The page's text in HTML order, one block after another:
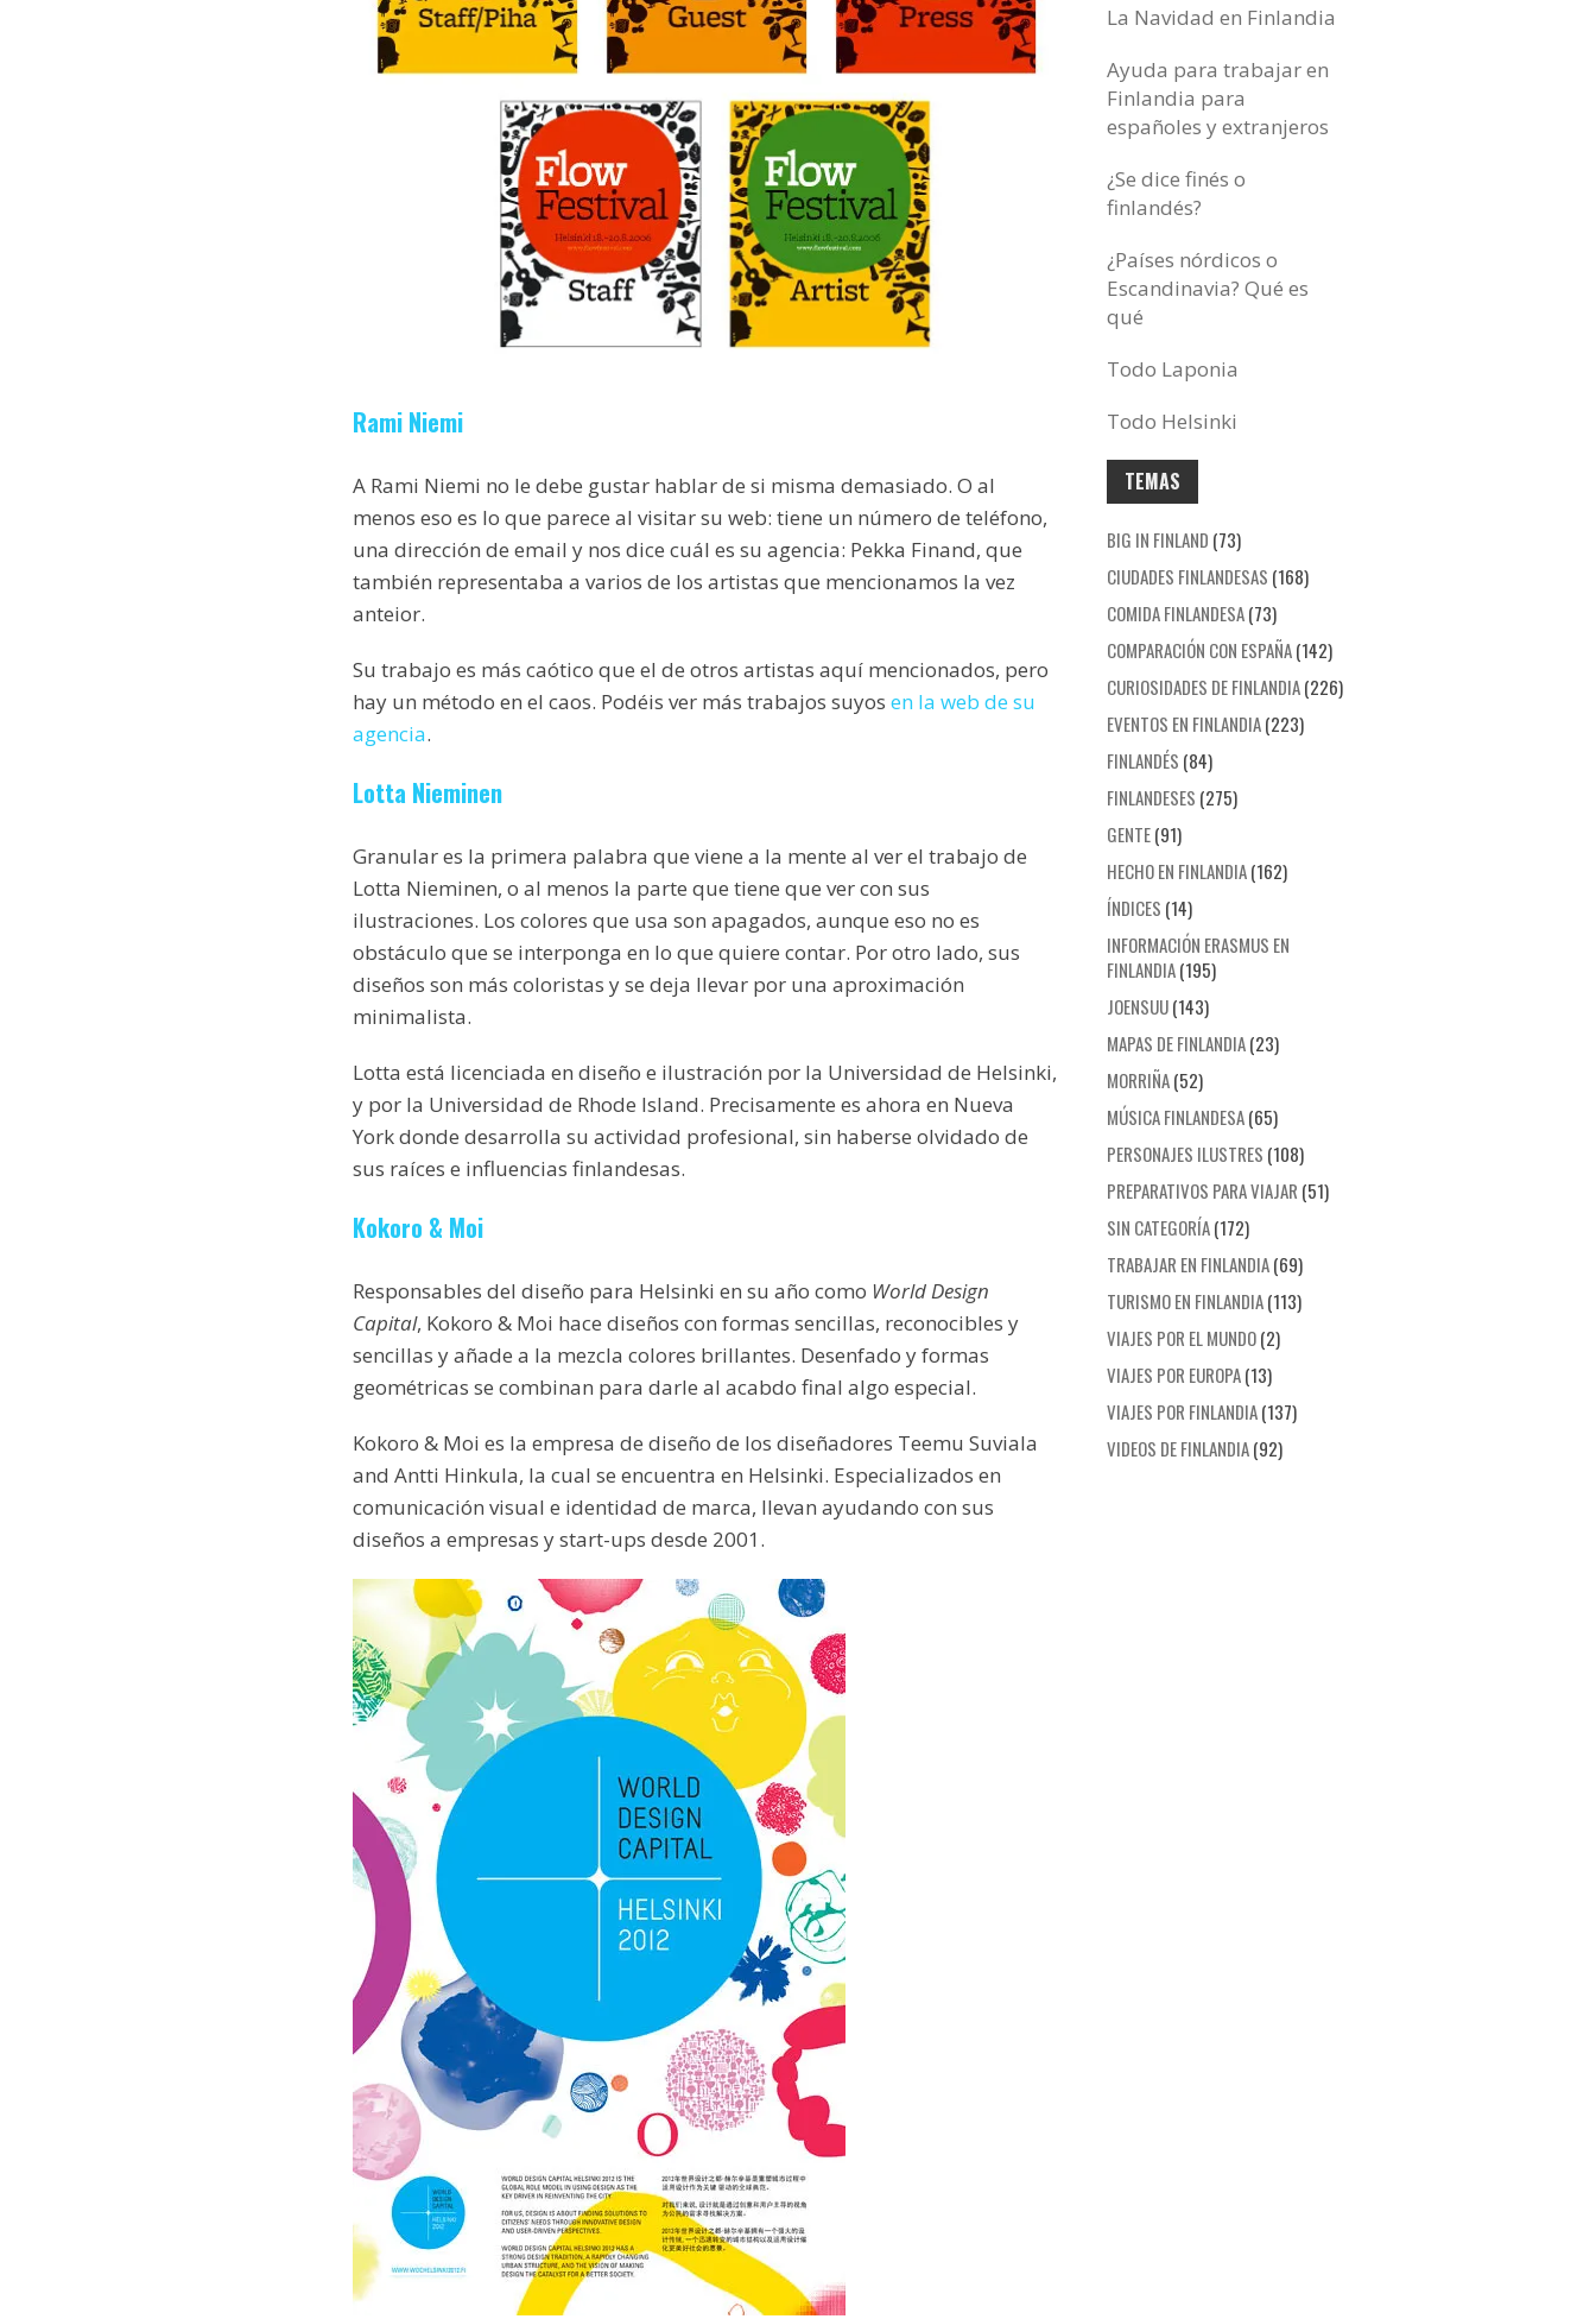
Rami Niemi
A Rami Niemi no le debe gustar hablar de si misma demasiado. O al
menos eso es lo que parece al visitar su web: tiene un número de teléfono,
una dirección de email y nos dice cuál es su agencia: Pekka Finand, que
también representaba a varios de los artistas que mencionamos la vez
anteior.
Su trabajo es más caótico que el de otros artistas aquí mencionados, pero
hay un método en el caos. Podéis ver más trabajos suyos en la web de su
agencia.
Lotta Nieminen
Granular es la primera palabra que viene a la mente al ver el trabajo de
Lotta Nieminen, o al menos la parte que tiene que ver con sus
ilustraciones. Los colores que usa son apagados, aunque eso no es
obstáculo que se interponga en lo que quiere contar. Por otro lado, sus
diseños son más coloristas y se deja llevar por una aproximación
minimalista.
Lotta está licenciada en diseño e ilustración por la Universidad de Helsinki,
y por la Universidad de Rhode Island. Precisamente es ahora en Nueva
York donde desarrolla su actividad profesional, sin haberse olvidado de
sus raíces e influencias finlandesas.
Kokoro & Moi
Responsables del diseño para Helsinki en su año como World Design
Capital, Kokoro & Moi hace diseños con formas sencillas, reconocibles y
sencillas y añade a la mezcla colores brillantes. Desenfado y formas
geométricas se combinan para darle al acabdo final algo especial.
Kokoro & Moi es la empresa de diseño de los diseñadores Teemu Suviala
and Antti Hinkula, la cual se encuentra en Helsinki. Especializados en
comunicación visual e identidad de marca, llevan ayudando con sus
diseños a empresas y start-ups desde 2001.
La Navidad en Finlandia
Ayuda para trabajar en
Finlandia para
españoles y extranjeros
¿Se dice finés o
finlandés?
¿Países nórdicos o
Escandinavia? Qué es
qué
Todo Laponia
Todo Helsinki
TEMAS
BIG IN FINLAND (73)
CIUDADES FINLANDESAS (168)
COMIDA FINLANDESA(73)
COMPARACIÓN CON ESPAÑA(142)
CURIOSIDADES DE FINLANDIA(226)
EVENTOS EN FINLANDIA(223)
FINLANDÉS (84)
FINLANDESES (275)
GENTE(91)
HECHO EN FINLANDIA(162)
ÍNDICES (14)
INFORMACIÓN ERASMUS EN
FINLANDIA(195)
JOENSUU(143)
MAPAS DE FINLANDIA(23)
MORRIÑA(52)
MÚSICA FINLANDESA(65)
PERSONAJES ILUSTRES (108)
PREPARATIVOS PARA VIAJAR (51)
SIN CATEGORÍA(172)
TRABAJAR EN FINLANDIA(69)
TURISMO EN FINLANDIA(113)
VIAJES POR EL MUNDO(2)
VIAJES POR EUROPA(13)
VIAJES POR FINLANDIA(137)
VIDEOS DE FINLANDIA(92)